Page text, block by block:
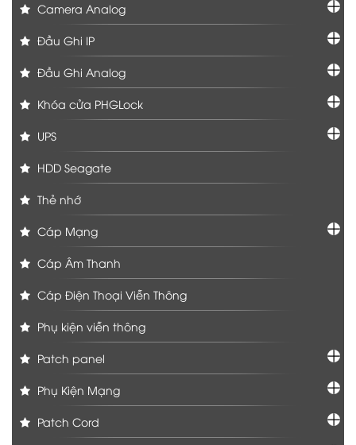
Camera Analog
Đầu Ghi IP
Đầu Ghi Analog
Khóa cửa PHGLock
UPS
HDD Seagate
Thẻ nhớ
Cáp Mạng
Cáp Âm Thanh
Cáp Điện Thoại Viễn Thông
Phụ kiện viễn thông
Patch panel
Phụ Kiện Mạng
Patch Cord